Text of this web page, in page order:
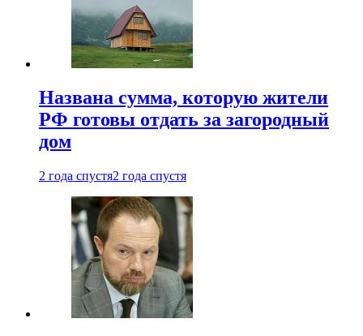
Названа сумма, которую жители
РФ готовы отдать за загородный
дом
2 года спустя2 года спустя